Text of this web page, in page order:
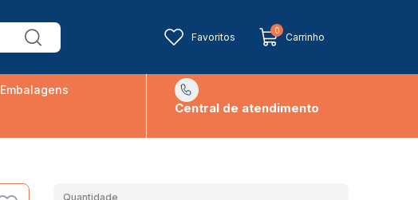
Favoritos
0
Carrinho
Embalagens
Central de atendimento
Quantidade